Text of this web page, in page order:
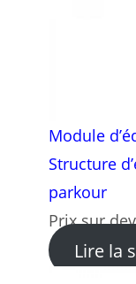
Module
Structure
parkour
Prix sur
Lire la